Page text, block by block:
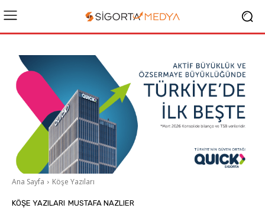
Ana Sayfa Köşe Yazıları
KÖŞE YAZILARI MUSTAFA NAZLIER